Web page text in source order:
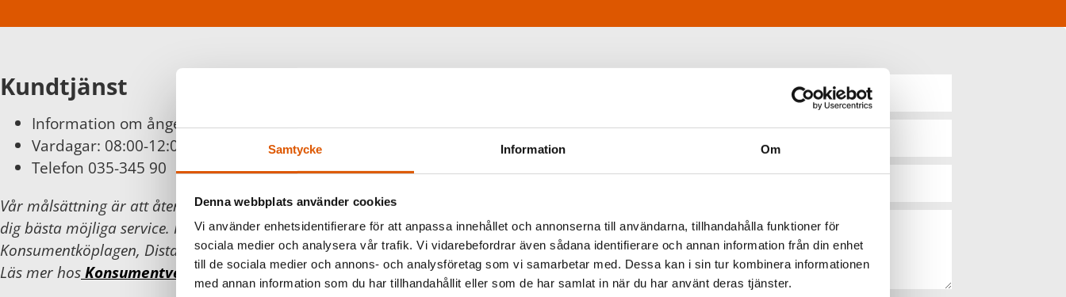
Samtycke Information Om
Denna webbplats använder cookies
Vi använder enhetsidentifierare för att anpassa innehållet och annonserna till användarna, tillhandahålla funktioner för
sociala medier och analysera vår trafik. Vi vidarebefordrar även sådana identifierare och annan information från din enhet
till de sociala medier och annons- och analysföretag som vi samarbetar med. Dessa kan i sin tur kombinera informationen
med annan information som du har tillhandahållit eller som de har samlat in när du har använt deras tjänster.
Kundtjänst
Information om ångerätt och byten finnshär
Vardagar: 08:00-12:00
Telefon 035-345 90
Vår målsättning är att återkomma inom 24 timmar och erbjuda
dig bästa möjliga service. För din och vår trygghet följer vi
Konsumentköplagen, Distans- och hemförsäljningslagen.
Läs mer hosKonsumentverket.